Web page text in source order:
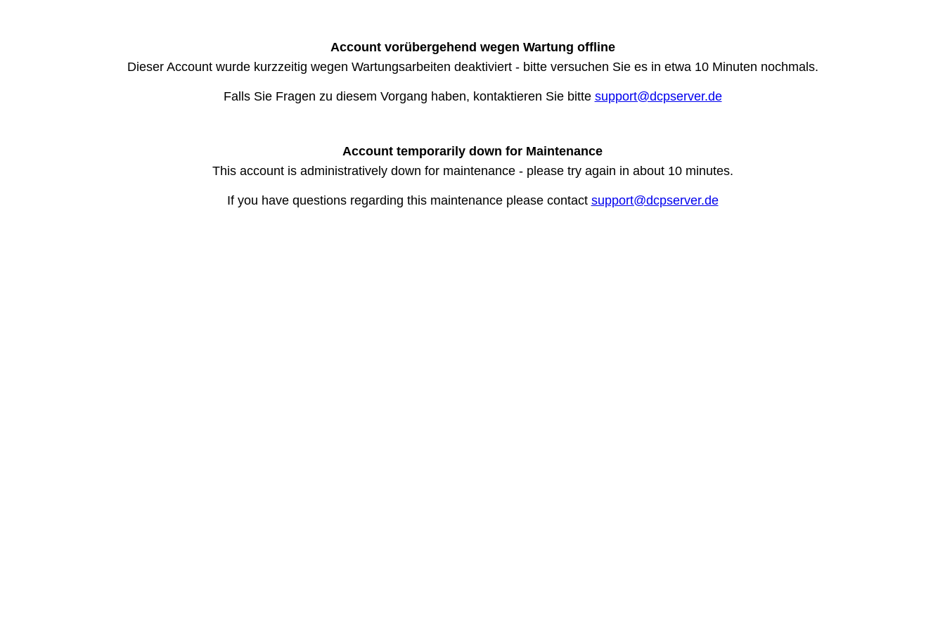
Account vorübergehend wegen Wartung offline
Dieser Account wurde kurzzeitig wegen Wartungsarbeiten deaktiviert - bitte versuchen Sie es in etwa 10 Minuten nochmals.
Falls Sie Fragen zu diesem Vorgang haben, kontaktieren Sie bitte support@dcpserver.de
Account temporarily down for Maintenance
This account is administratively down for maintenance - please try again in about 10 minutes.
If you have questions regarding this maintenance please contact support@dcpserver.de